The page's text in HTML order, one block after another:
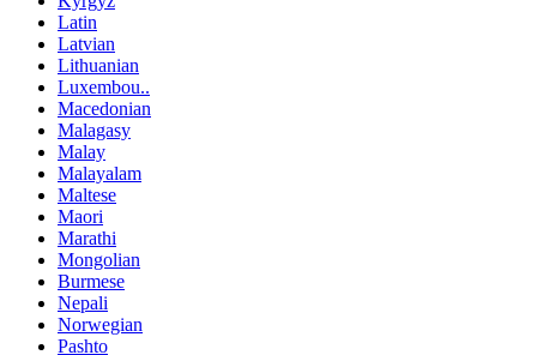
Latin
Latvian
Lithuanian
Luxembou..
Macedonian
Malagasy
Malay
Malayalam
Maltese
Maori
Marathi
Mongolian
Burmese
Nepali
Norwegian
Pashto